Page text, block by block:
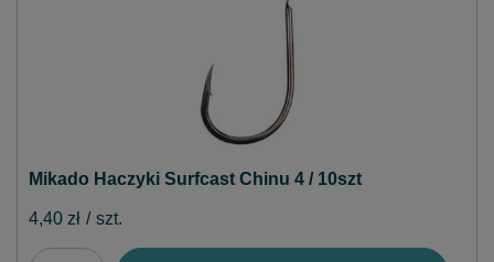
Mikado Haczyki Surfcast Chinu 4 / 10szt
4,40 zł / szt.